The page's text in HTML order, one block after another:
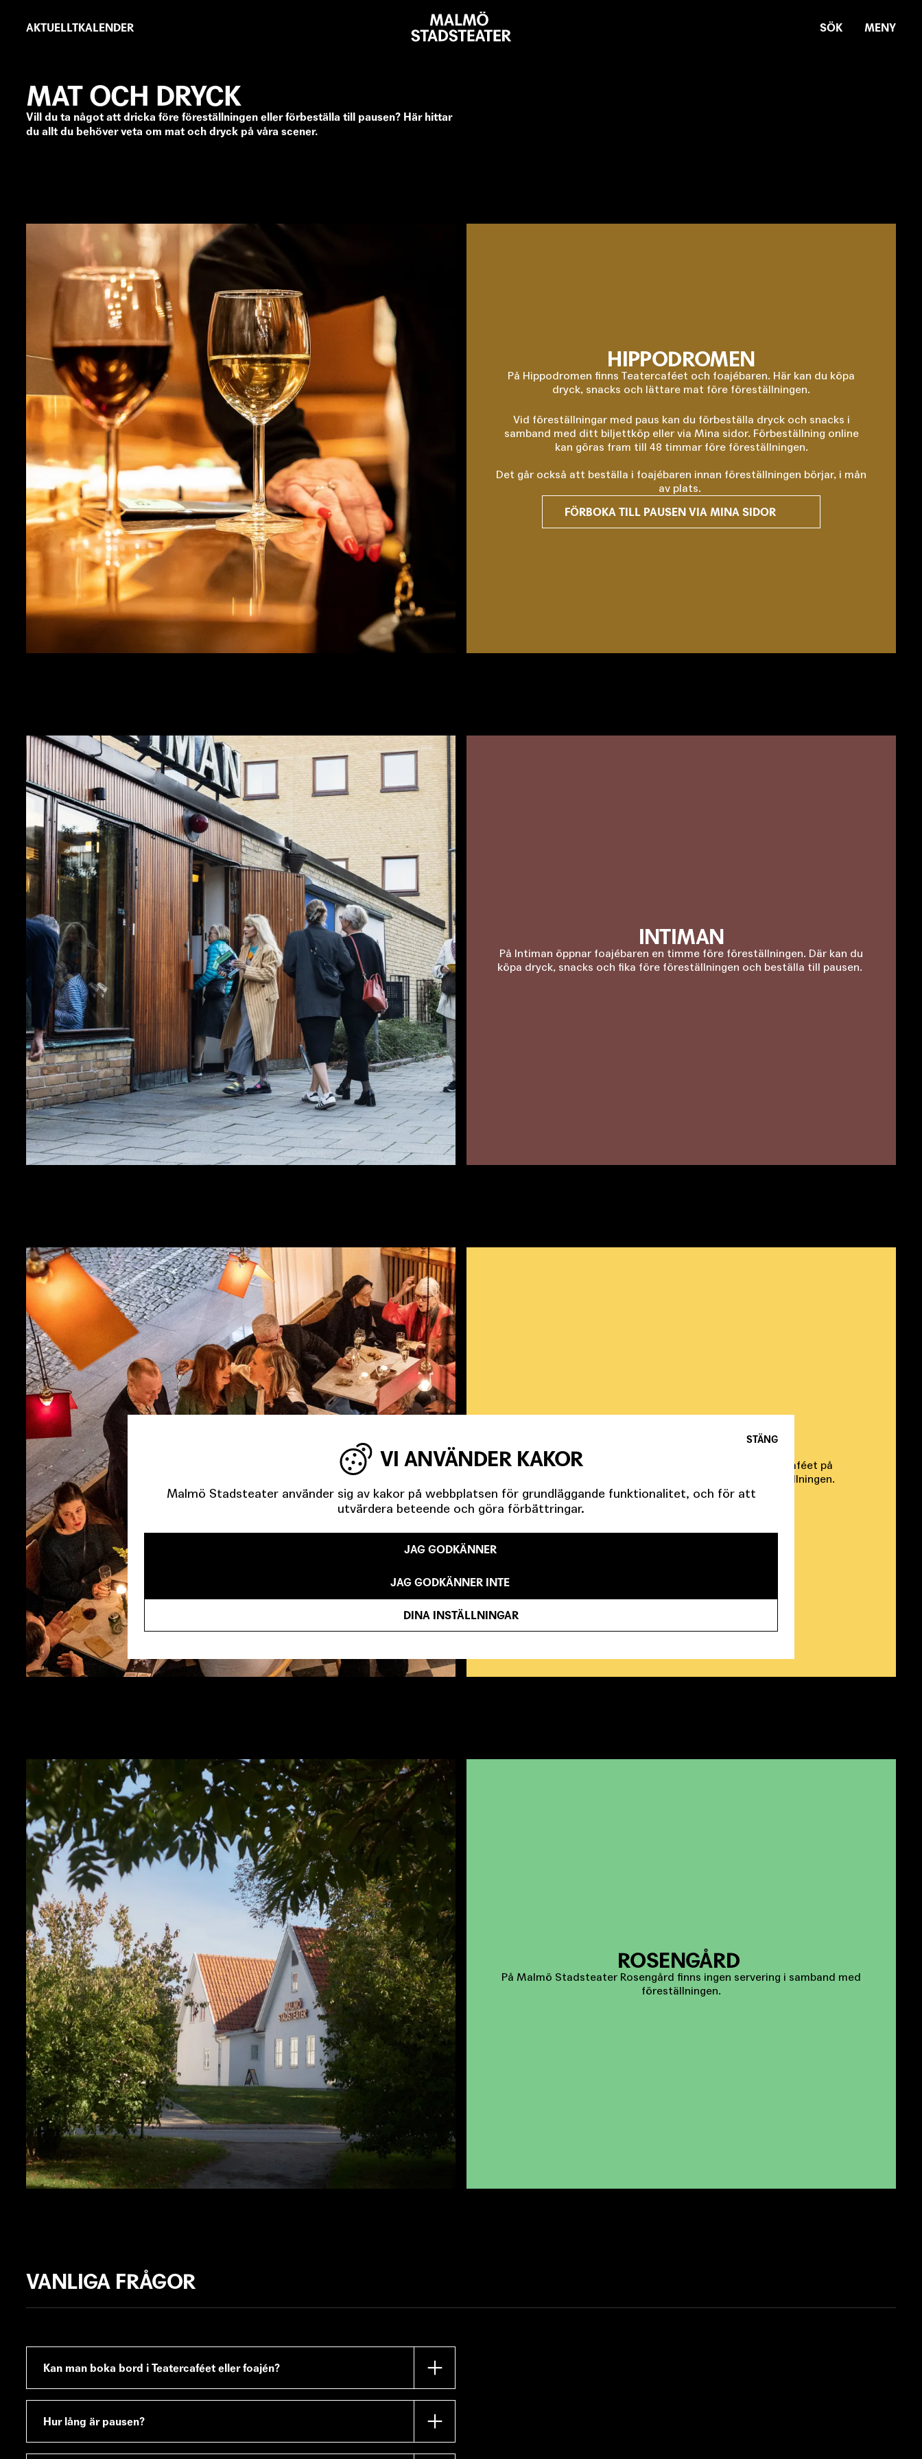
huvudinnehåll
länkar
AKTUELLTKALENDER
Stadsteater
SÖK MENY
MAT OCH DRYCK
Vill du ta något att dricka före föreställningen eller förbeställa till pausen? Här hittar
du allt du behöver veta om mat och dryck på våra scener.
HIPPODROMEN
På Hippodromen finns Teatercaféet och foajébaren. Här kan du köpa
dryck, snacks och lättare mat före föreställningen.
Vid föreställningar med paus kan du förbeställa dryck och snacks i
samband med ditt biljettköp eller via Mina sidor. Förbeställning online
kan göras fram till 48 timmar före föreställningen.
Det går också att beställa i foajébaren innan föreställningen börjar, i mån
av plats.
FÖRBOKA TILL PAUSEN VIA MINA SIDOR
INTIMAN
På Intiman öppnar foajébaren en timme före föreställningen. Där kan du
köpa dryck, snacks och fika före föreställningen och beställa till pausen.
För dig som ska till Studion är serveringen i Teatercaféet på
Kalendegatan 12 öppen. Välkommen dit före föreställningen.
ROSENGÅRD
På Malmö Stadsteater Rosengård finns ingen servering i samband med
föreställningen.
VANLIGA FRÅGOR
Kan man boka bord i Teatercaféet eller foajén?
dig ner där det finns plats!
Hur lång är pausen?
STÄNG
VI ANVÄNDER KAKOR
Malmö Stadsteater använder sig av kakor på webbplatsen för grundläggande funktionalitet, och för att
utvärdera beteende och göra förbättringar.
JAG GODKÄNNER
JAG GODKÄNNER INTE
DINA INSTÄLLNINGAR